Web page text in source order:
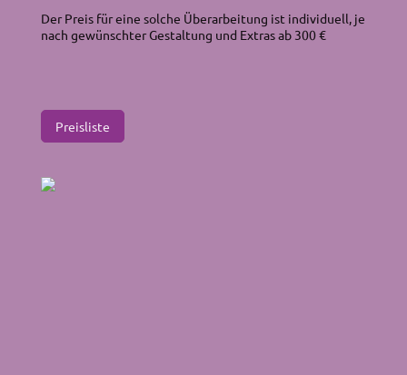
Der Preis für eine solche Überarbeitung ist individuell, je
nach gewünschter Gestaltung und Extras ab 300 €
Preisliste